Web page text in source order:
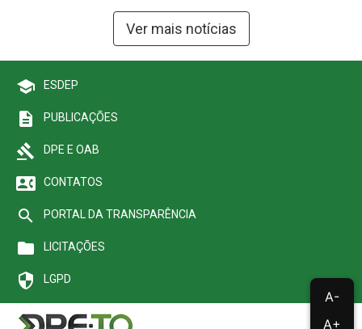
Ver mais notícias
school ESDEP
description PUBLICAÇÕES
gavel DPE E OAB
contact_phone CONTATOS
search PORTAL DA TRANSPARÊNCIA
folder LICITAÇÕES
security LGPD
A-
A+